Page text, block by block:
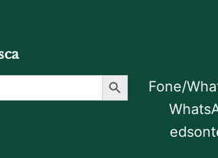
Botão De Pesquisa
Fone/